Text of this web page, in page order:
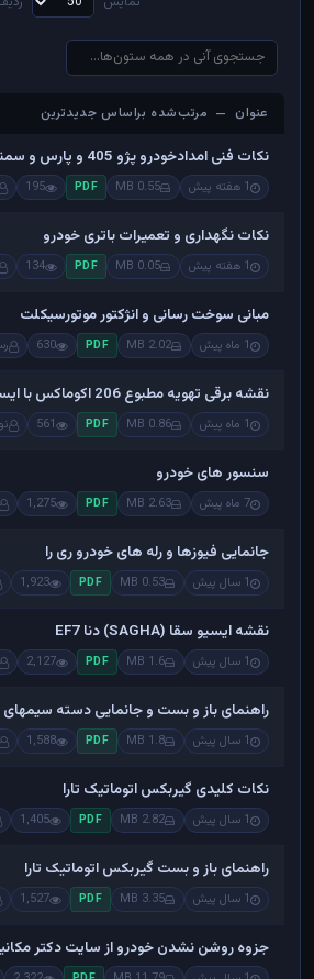
عنوان — مرتب‌شده براساس جدیدترین
عنوان — مرتب‌شده براساس جدیدترین
نکات فنی امدادخودرو پژو 405 و پارس و سمند
1 هفته پیش 0.55 MB
PDF
195
نکات نگهداری و تعمیرات باتری خودرو
1 هفته پیش 0.05 MB
PDF
134
مبانی سوخت رسانی و انژکتور موتورسیکلت
1 ماه پیش 2.02 MB
PDF
630
نقشه برقی تهویه مطبوع 206 اکوماکس با ایسیو MAW
1 ماه پیش 0.86 MB
PDF
561
سنسور های خودرو
7 ماه پیش 2.63 MB
PDF
1,275
جانمایی فیوزها و رله های خودرو ری را
1 سال پیش 0.53 MB
PDF
1,923
نقشه ایسیو سقا (SAGHA) دنا EF7
1 سال پیش 1.6 MB
PDF
2,127
راهنمای باز و بست و جانمایی دسته سیمهای
1 سال پیش 1.8 MB
PDF
1,588
نکات کلیدی گیربکس اتوماتیک تارا
1 سال پیش 2.82 MB
PDF
1,405
راهنمای باز و بست گیربکس اتوماتیک تارا
1 سال پیش 3.35 MB
PDF
1,527
جزوه روشن نشدن خودرو از سایت دکتر